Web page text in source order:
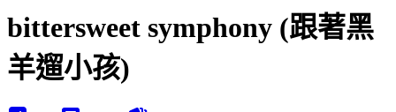
bittersweet symphony (跟著黑
羊遛小孩)